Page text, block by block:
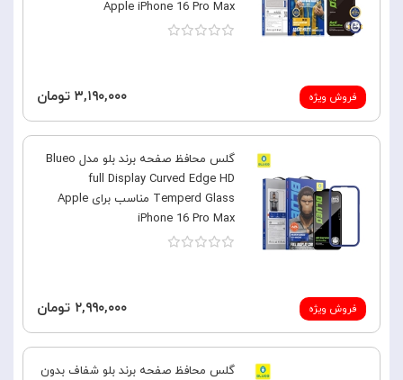
فروش ویژه
Apple iPhone 16 Pro Max
۳,۱۹۰,۰۰۰ تومان
فروش ویژه
گلس محافظ صفحه برند بلو مدل Blueo
full Display Curved Edge HD
Temperd Glass مناسب برای Apple
iPhone 16 Pro Max
۲,۹۹۰,۰۰۰ تومان
گلس محافظ صفحه برند بلو شفاف بدون